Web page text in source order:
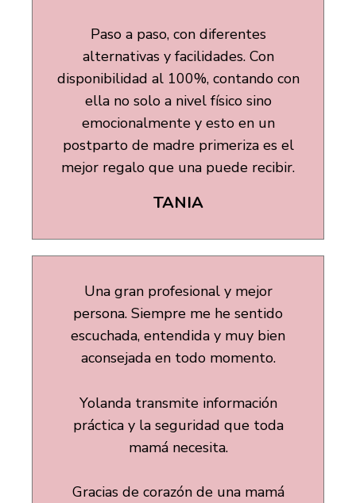
Paso a paso, con diferentes
alternativas y facilidades. Con
disponibilidad al 100%, contando con
ella no solo a nivel físico sino
emocionalmente y esto en un
postparto de madre primeriza es el
mejor regalo que una puede recibir.
TANIA
Una gran profesional y mejor
persona. Siempre me he sentido
escuchada, entendida y muy bien
aconsejada en todo momento.
Yolanda transmite información
práctica y la seguridad que toda
mamá necesita.
Gracias de corazón de una mamá